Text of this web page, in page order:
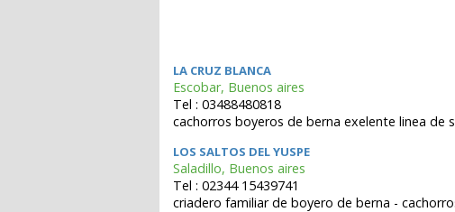
LA CRUZ BLANCA
Escobar, Buenos aires
Tel : 03488480818
cachorros boyeros de berna exelente linea de
LOS SALTOS DEL YUSPE
Saladillo, Buenos aires
Tel : 02344 15439741
criadero familiar de boyero de berna -